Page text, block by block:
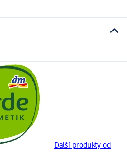
Další produkty od